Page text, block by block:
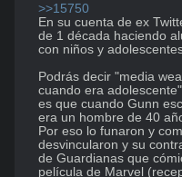
>>15750
En su cuenta de ex
de 1 década haciendo
con niños y
Podrás decir "media
cuando era
es que cuando Gunn
era un hombre de 40
Por eso lo funaron y
desvincularon y su
de Guardianas que
película de Marvel